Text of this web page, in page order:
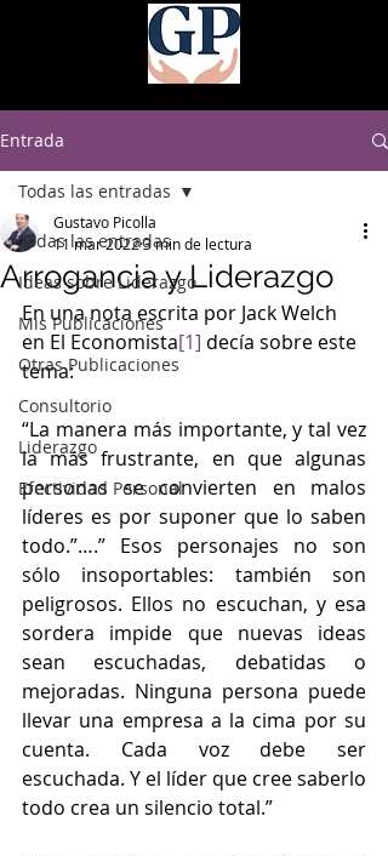
Entrada
Todas las entradas
Ideas sobre Liderazgo
Mis Publicaciones
Otras Publicaciones
Consultorio
Liderazgo
Efectividad Personal
Todas las entradas
Arrogancia y Liderazgo
Gustavo Picolla
11 mar 20223 min de lectura
En una nota escrita por Jack Welch
en El Economista[1] decía sobre este
tema:
“La manera más importante, y tal vez
la más frustrante, en que algunas
personas se convierten en malos
líderes es por suponer que lo saben
todo.”….” Esos personajes no son
sólo insoportables: también son
peligrosos. Ellos no escuchan, y esa
sordera impide que nuevas ideas
sean escuchadas, debatidas o
mejoradas. Ninguna persona puede
llevar una empresa a la cima por su
cuenta. Cada voz debe ser
escuchada. Y el líder que cree saberlo
todo crea un silencio total.”